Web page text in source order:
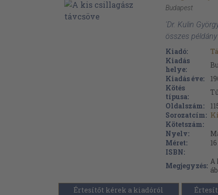
Budapest
'Dr. Kulin
összes példány
Kiadó:
Kiadás
helye:
Kiadás éve:
Kötés
típusa:
Oldalszám:
Sorozatcím:
Kötetszám:
Nyelv:
Méret:
ISBN:
Megjegyzés: A
Értesítőt kérek a kiadóról